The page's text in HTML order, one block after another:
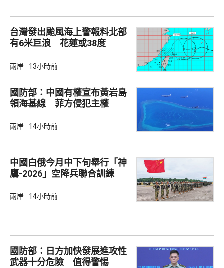
台灣發出颱風海上警報料北部
有6米巨浪 花蓮或38度
兩岸 13小時前
國防部：中國有權宣布黃岩島
領海基線 菲方侵犯主權
兩岸 14小時前
中國白俄今月中下旬舉行「神
鷹-2026」空降兵聯合訓練
兩岸 14小時前
國防部：日方加快發展進攻性
武器十分危險 值得警惕